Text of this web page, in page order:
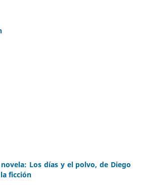
Los días y el polvo, de Diego
ficción